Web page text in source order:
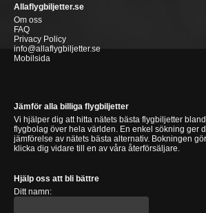
Allaflygbiljetter.se
Om oss
FAQ
Privacy Policy
info@allaflygbiljetter.se
Mobilsida
Jämför alla billiga flygbiljetter
Vi hjälper dig att hitta nätets bästa flygbiljetter
flygbolag över hela världen. En enkel sökning ger
jämförelse av nätets bästa alternativ. Bokningen
klicka dig vidare till en av våra återförsäljare.
Hjälp oss att bli bättre
Ditt namn: